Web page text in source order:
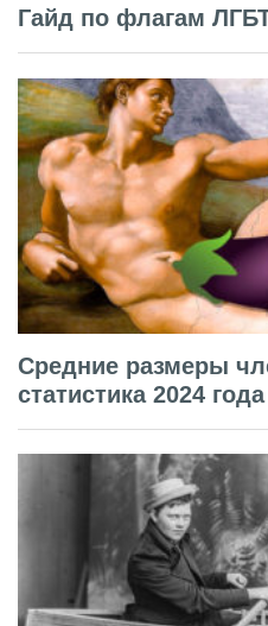
Гайд по флагам
Средние размеры
статистика 2024 года